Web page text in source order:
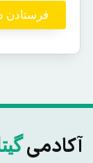
آکادمی